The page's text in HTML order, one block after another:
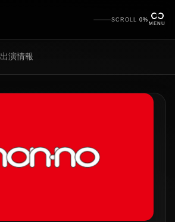
SCROLL 0%
MENU
出演情報